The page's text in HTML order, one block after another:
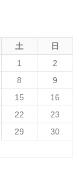
土
日
1
2
8
9
15
16
22
23
29
30